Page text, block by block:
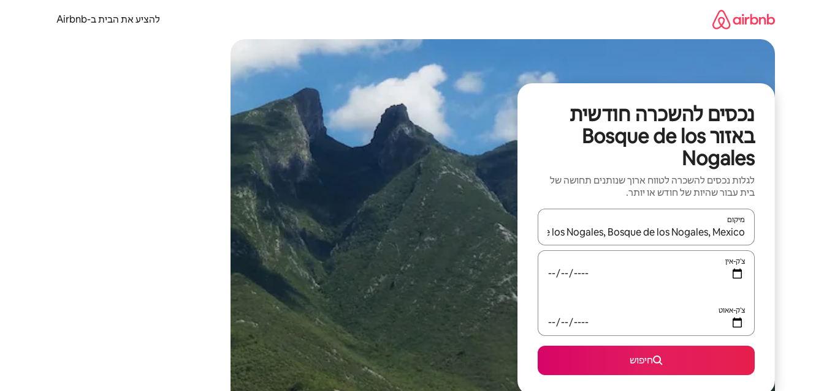
להציע את הבית ב-Airbnb
נכסים להשכרה חודשית
באזור Bosque de los
Nogales
לגלות נכסים להשכרה לטווח ארוך שנותנים תחושה של
בית עבור שהיות של חודש או יותר.
מיקום
כאשר התוצאות יהיו זמינות, יש לנווט עם מקשי החיצים למעלה ולמטה או לעיין בעזרת תנועות מגע או החלקה.
צ'ק-אין
צ'ק-אאוט
חיפוש